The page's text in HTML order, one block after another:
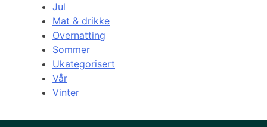
Jul
Mat & drikke
Overnatting
Sommer
Ukategorisert
Vår
Vinter